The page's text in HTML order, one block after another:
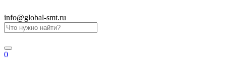
info@global-smt.ru
0